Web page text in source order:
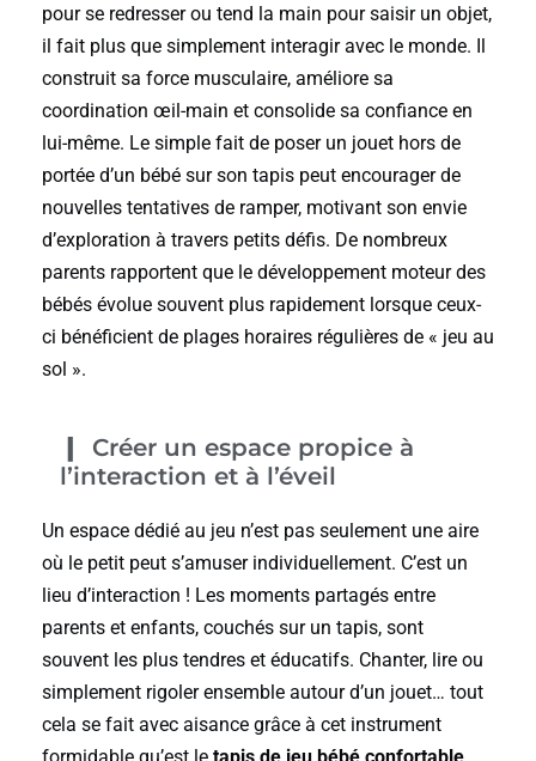
pour se redresser ou tend la main pour saisir un objet,
il fait plus que simplement interagir avec le monde. Il
construit sa force musculaire, améliore sa
coordination œil-main et consolide sa confiance en
lui-même. Le simple fait de poser un jouet hors de
portée d’un bébé sur son tapis peut encourager de
nouvelles tentatives de ramper, motivant son envie
d’exploration à travers petits défis. De nombreux
parents rapportent que le développement moteur des
bébés évolue souvent plus rapidement lorsque ceux-
ci bénéficient de plages horaires régulières de « jeu au
sol ».
Créer un espace propice à
l’interaction et à l’éveil
Un espace dédié au jeu n’est pas seulement une aire
où le petit peut s’amuser individuellement. C’est un
lieu d’interaction ! Les moments partagés entre
parents et enfants, couchés sur un tapis, sont
souvent les plus tendres et éducatifs. Chanter, lire ou
simplement rigoler ensemble autour d’un jouet… tout
cela se fait avec aisance grâce à cet instrument
formidable qu’est le tapis de jeu bébé confortable